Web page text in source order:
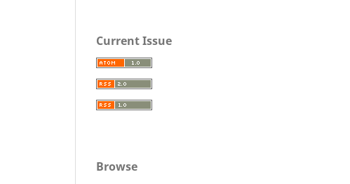
Current Issue
Browse